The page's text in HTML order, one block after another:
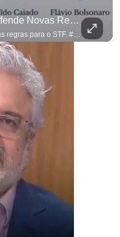
Romeu Zema Critica Lula E Defende Novas Regras Para O STF. #OAntagonista